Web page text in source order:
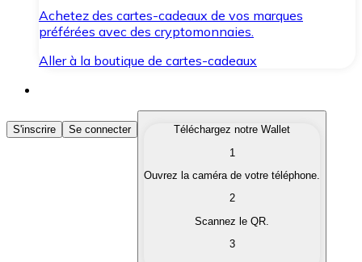
Achetez des cartes-cadeaux de vos marques
préférées avec des cryptomonnaies.
Aller à la boutique de cartes-cadeaux
Acheter des Cryptomonnaies
Achetez les cryptomonnaies qui vous intéressent
Convertissez vos cryptomonnaies en monnaie
S'inscrire Se connecter
Téléchargez notre Wallet
1
Ouvrez la caméra de votre téléphone.
2
Scannez le QR.
3